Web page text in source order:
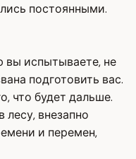
постоянными.
вы испытываете, не
подготовить вас.
что будет дальше.
внезапно
и перемен,